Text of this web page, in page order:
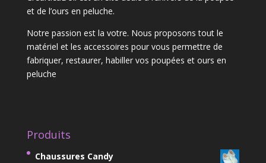
et de l’ours en peluche.
Notre passion est la votre. Nous proposons tout le
matériel et les accessoires pour vous permettre de
fabriquer, restaurer, habiller vos poupées et ours en
peluche
Produits
Chaussures Candy